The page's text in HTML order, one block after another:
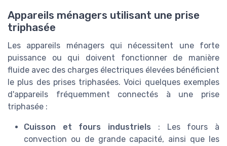
Appareils ménagers utilisant une prise
triphasée
Les appareils ménagers qui nécessitent une forte
puissance ou qui doivent fonctionner de manière
fluide avec des charges électriques élevées bénéficient
le plus des prises triphasées. Voici quelques exemples
d'appareils fréquemment connectés à une prise
triphasée :
Cuisson et fours industriels : Les fours à
convection ou de grande capacité, ainsi que les